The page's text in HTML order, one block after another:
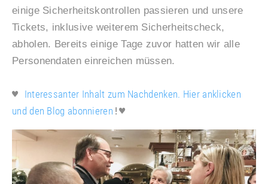
einige Sicherheitskontrollen passieren und unsere
Tickets, inklusive weiterem Sicherheitscheck,
abholen. Bereits einige Tage zuvor hatten wir alle
Personendaten einreichen müssen.
♥ Interessanter Inhalt zum Nachdenken. Hier anklicken
und den Blog abonnieren !♥